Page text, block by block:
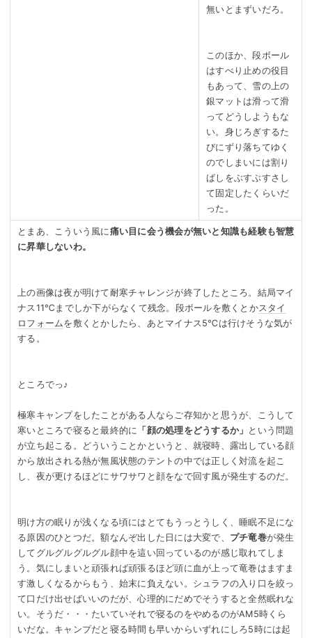
無いとまずいだろ。
このほか、段ボール
はすべり止めの役目
もあって、雪の上の
銀マットは滑って滑
ってどうしようもな
い。身じろぎするた
びにずり落ちてゆく
のでしまいには割り
ばしをぶすぶすさし
て固定したくらいだ
った。
とまあ、こういう風に 痛い目に会う機会が無いと知識も経験も智慧
に昇華しないわ。
上の画像は夜が明けて耐寒チャレンジが終了したところ。結局マイ
ナス11℃までしか下がらなくて残念。段ボールを敷くとかスタイ
ロフォームを敷くとかしたら、あとマイナス5℃は行けそうな気が
する。
ところでっ♪
極寒キャンプをしたことがある人ならご存知かと思うが、こうして
寒いところで寝ると最終的に 「顔の処理をどうするか」 という問題
が立ち起こる。どういうことかというと、就寝時、露出している顔
から放出される熱が無風状態のテントの中では正しく対流を起こ
し、夜が更けるほどにサワサワと顔をなで回す風が発生するのだ。
明け方の眠りが浅くなる頃にはとてもうっとうしく、睡眠不足にな
る原因のひとつだ。額なんぞ出した日には大変で、 プチ竜巻が発生
してグルグルグルグル顔中を這い回っているのが感じ取れてしま
う。気にしまいと頑張れば頑張るほど頭に血が上って竜巻はますま
す激しくなるからもう、始末に負えない。シュラフの入り口を絞っ
て口だけ出せばいいのだが、心理的にだめでそうすると全然眠れな
い。そうだ・・・たいていそれで寝るのをやめるのがAM5時くら
いだな。キャンプだと寝る時間も早いからいずれにしろ5時には起